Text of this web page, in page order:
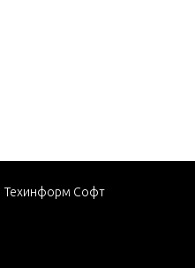
Техинформ Софт